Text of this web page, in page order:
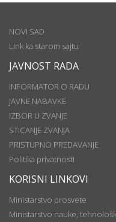
NOVI SAD
Link ka starom sajtu
JAVNOST RADA
INFORMATOR O RADU
JAVNE NABAVKE
IZBOR U ZVANJE
STICANJE ZVANJA
PRISTUPNO PREDAVANJE
Politika privatnosti
KORISNI LINKOVI
Ministarstvo prosvete
Ministarstvo nauke,